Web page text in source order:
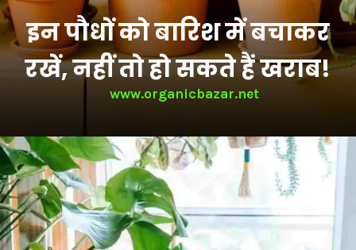
इन पौधों को बारिश में बचाकर
रखें, नहीं तो हो सकते हैं खराब!
www.organicbazar.net